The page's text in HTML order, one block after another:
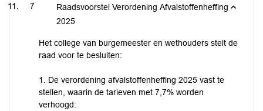
7
Raadsvoorstel Verordening Afvalstoffenheffing
2025
Het college van burgemeester en wethouders stelt de
raad voor te besluiten:
1. De verordening afvalstoffenheffing 2025 vast te
stellen, waarin de tarieven met 7,7% worden
verhoogd: